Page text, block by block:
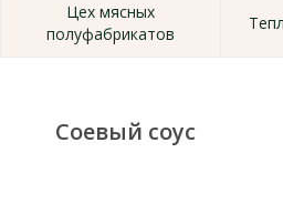
Цех мясных
полуфабрикатов
Соевый соус